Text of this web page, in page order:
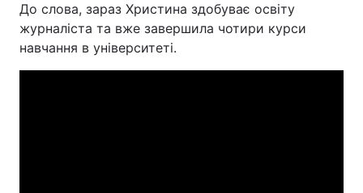
До слова, зараз Христина здобуває освіту
журналіста та вже завершила чотири курси
навчання в університеті.